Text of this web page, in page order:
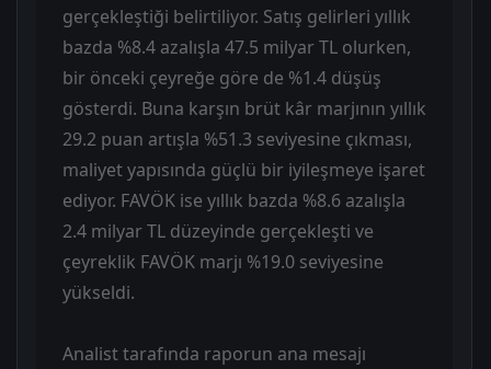
gerçekleştiği belirtiliyor. Satış gelirleri yıllık
bazda %8.4 azalışla 47.5 milyar TL olurken,
bir önceki çeyreğe göre de %1.4 düşüş
gösterdi. Buna karşın brüt kâr marjının yıllık
29.2 puan artışla %51.3 seviyesine çıkması,
maliyet yapısında güçlü bir iyileşmeye işaret
ediyor. FAVÖK ise yıllık bazda %8.6 azalışla
2.4 milyar TL düzeyinde gerçekleşti ve
çeyreklik FAVÖK marjı %19.0 seviyesine
yükseldi.
Analist tarafında raporun ana mesajı